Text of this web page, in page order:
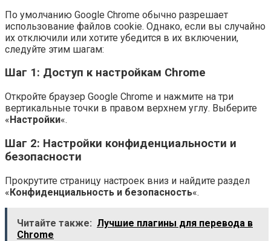
По умолчанию Google Chrome обычно разрешает
использование файлов cookie. Однако, если вы случайно
их отключили или хотите убедится в их включении,
следуйте этим шагам:
Шаг 1: Доступ к настройкам Chrome
Откройте браузер Google Chrome и нажмите на три
вертикальные точки в правом верхнем углу. Выберите
«Настройки«.
Шаг 2: Настройки конфиденциальности и
безопасности
Прокрутите страницу настроек вниз и найдите раздел
«Конфиденциальность и безопасность«.
Читайте также: Лучшие плагины для перевода в
Chrome